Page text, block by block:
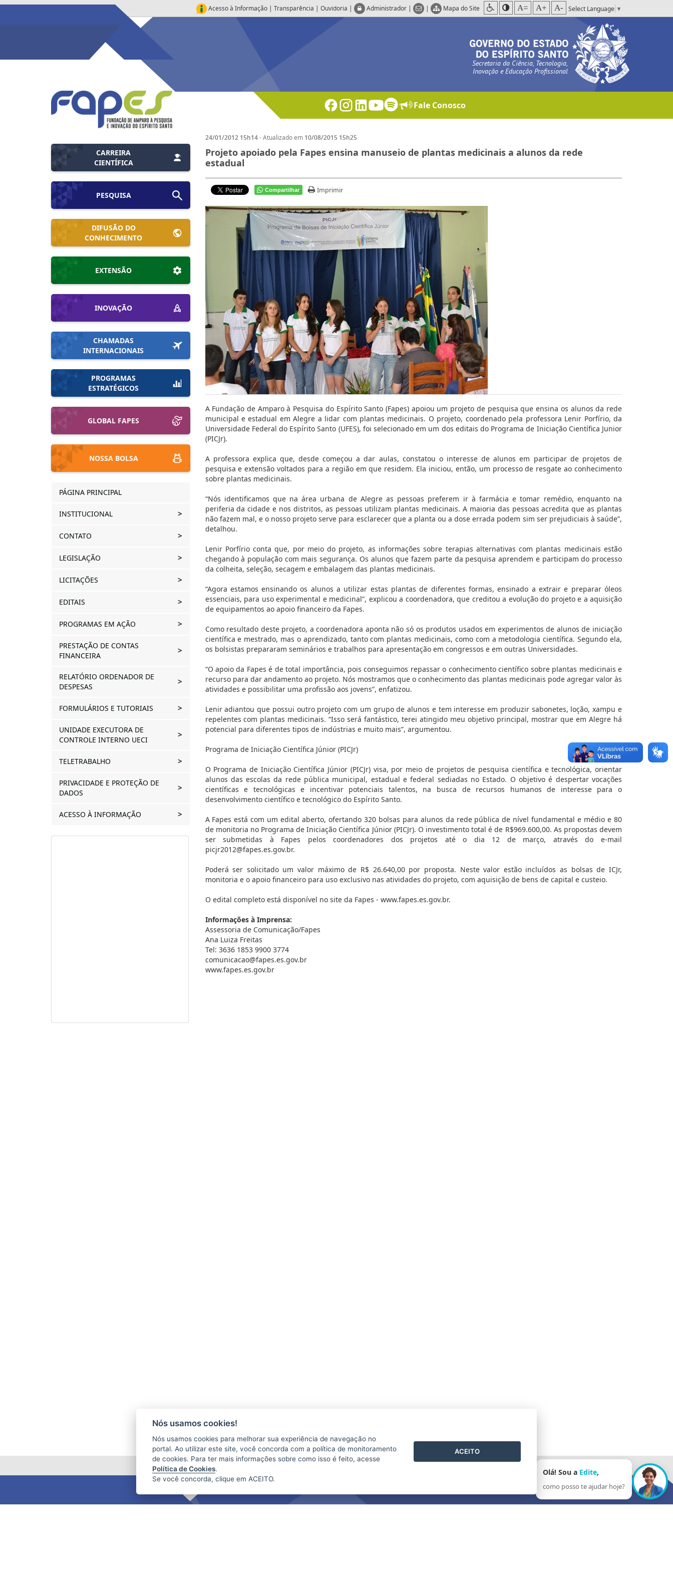
Acesso à Informação | Transparência | Ouvidoria | Administrador | | Mapa do Site A= A+ A- Select Language ▼
Secretaria da Ciência, Tecnologia,
Inovação e Educação Profissional
Fale Conosco
CARREIRA
CIENTÍFICA
PESQUISA
DIFUSÃO DO
CONHECIMENTO
EXTENSÃO
INOVAÇÃO
CHAMADAS
INTERNACIONAIS
PROGRAMAS
ESTRATÉGICOS
GLOBAL FAPES
NOSSA BOLSA
PÁGINA PRINCIPAL
INSTITUCIONAL
CONTATO
LEGISLAÇÃO
LICITAÇÕES
EDITAIS
PROGRAMAS EM AÇÃO
PRESTAÇÃO DE CONTAS
FINANCEIRA
RELATÓRIO ORDENADOR DE
DESPESAS
FORMULÁRIOS E TUTORIAIS
UNIDADE EXECUTORA DE
CONTROLE INTERNO UECI
TELETRABALHO
PRIVACIDADE E PROTEÇÃO DE
DADOS
ACESSO À INFORMAÇÃO
24/01/2012 15h14- Atualizado em 10/08/2015 15h25
Projeto apoiado pela Fapes ensina manuseio de plantas medicinais a alunos da rede
estadual
Compartilhar Imprimir
A Fundação de Amparo à Pesquisa do Espírito Santo (Fapes) apoiou um projeto de pesquisa que ensina os alunos da rede
municipal e estadual em Alegre a lidar com plantas medicinais. O projeto, coordenado pela professora Lenir Porfírio, da
Universidade Federal do Espírito Santo (UFES), foi selecionado em um dos editais do Programa de Iniciação Científica Junior
(PICJr).
A professora explica que, desde começou a dar aulas, constatou o interesse de alunos em participar de projetos de
pesquisa e extensão voltados para a região em que residem. Ela iniciou, então, um processo de resgate ao conhecimento
sobre plantas medicinais.
“Nós identificamos que na área urbana de Alegre as pessoas preferem ir à farmácia e tomar remédio, enquanto na
periferia da cidade e nos distritos, as pessoas utilizam plantas medicinais. A maioria das pessoas acredita que as plantas
não fazem mal, e o nosso projeto serve para esclarecer que a planta ou a dose errada podem sim ser prejudiciais à saúde”,
detalhou.
Lenir Porfírio conta que, por meio do projeto, as informações sobre terapias alternativas com plantas medicinais estão
chegando à população com mais segurança. Os alunos que fazem parte da pesquisa aprendem e participam do processo
da colheita, seleção, secagem e embalagem das plantas medicinais.
“Agora estamos ensinando os alunos a utilizar estas plantas de diferentes formas, ensinado a extrair e preparar óleos
essenciais, para uso experimental e medicinal”, explicou a coordenadora, que creditou a evolução do projeto e a aquisição
de equipamentos ao apoio financeiro da Fapes.
Como resultado deste projeto, a coordenadora aponta não só os produtos usados em experimentos de alunos de iniciação
científica e mestrado, mas o aprendizado, tanto com plantas medicinais, como com a metodologia científica. Segundo ela,
os bolsistas prepararam seminários e trabalhos para apresentação em congressos e em outras Universidades.
“O apoio da Fapes é de total importância, pois conseguimos repassar o conhecimento científico sobre plantas medicinais e
recurso para dar andamento ao projeto. Nós mostramos que o conhecimento das plantas medicinais pode agregar valor às
atividades e possibilitar uma profissão aos jovens”, enfatizou.
Lenir adiantou que possui outro projeto com um grupo de alunos e tem interesse em produzir sabonetes, loção, xampu e
repelentes com plantas medicinais. “Isso será fantástico, terei atingido meu objetivo principal, mostrar que em Alegre há
potencial para diferentes tipos de indústrias e muito mais”, argumentou.
Programa de Iniciação Científica Júnior (PICJr)
O Programa de Iniciação Científica Júnior (PICJr) visa, por meio de projetos de pesquisa científica e tecnológica, orientar
alunos das escolas da rede pública municipal, estadual e federal sediadas no Estado. O objetivo é despertar vocações
científicas e tecnológicas e incentivar potenciais talentos, na busca de recursos humanos de interesse para o
desenvolvimento científico e tecnológico do Espírito Santo.
A Fapes está com um edital aberto, ofertando 320 bolsas para alunos da rede pública de nível fundamental e médio e 80
de monitoria no Programa de Iniciação Científica Júnior (PICJr). O investimento total é de R$969.600,00. As propostas devem
ser submetidas à Fapes pelos coordenadores dos projetos até o dia 12 de março, através do e-mail
picjr2012@fapes.es.gov.br.
Poderá ser solicitado um valor máximo de R$ 26.640,00 por proposta. Neste valor estão incluídos as bolsas de ICJr,
monitoria e o apoio financeiro para uso exclusivo nas atividades do projeto, com aquisição de bens de capital e custeio.
O edital completo está disponível no site da Fapes - www.fapes.es.gov.br.
Informações à Imprensa:
Assessoria de Comunicação/Fapes
Ana Luiza Freitas
Tel: 3636 1853 9900 3774
comunicacao@fapes.es.gov.br
www.fapes.es.gov.br
Olá! Sou a Edite,
como posso te ajudar hoje?
Nós usamos cookies!
Nós usamos cookies para melhorar sua experiência de navegação no
portal. Ao utilizar este site, você concorda com a política de monitoramento
de cookies. Para ter mais informações sobre como isso é feito, acesse
Política de Cookies.
Se você concorda, clique em ACEITO.
ACEITO